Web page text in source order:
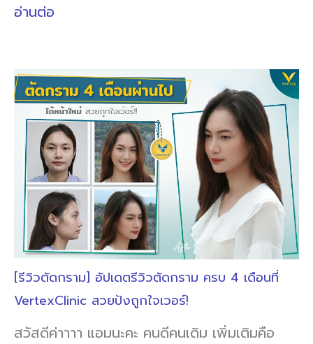
อ่านต่อ
[รีวิวตัดกราม] อัปเดตรีวิวตัดกราม ครบ 4 เดือนที่
VertexClinic สวยปังถูกใจเวอร์!
สวัสดีค่าาาา แอมนะคะ คนดีคนเดิม เพิ่มเติมคือ